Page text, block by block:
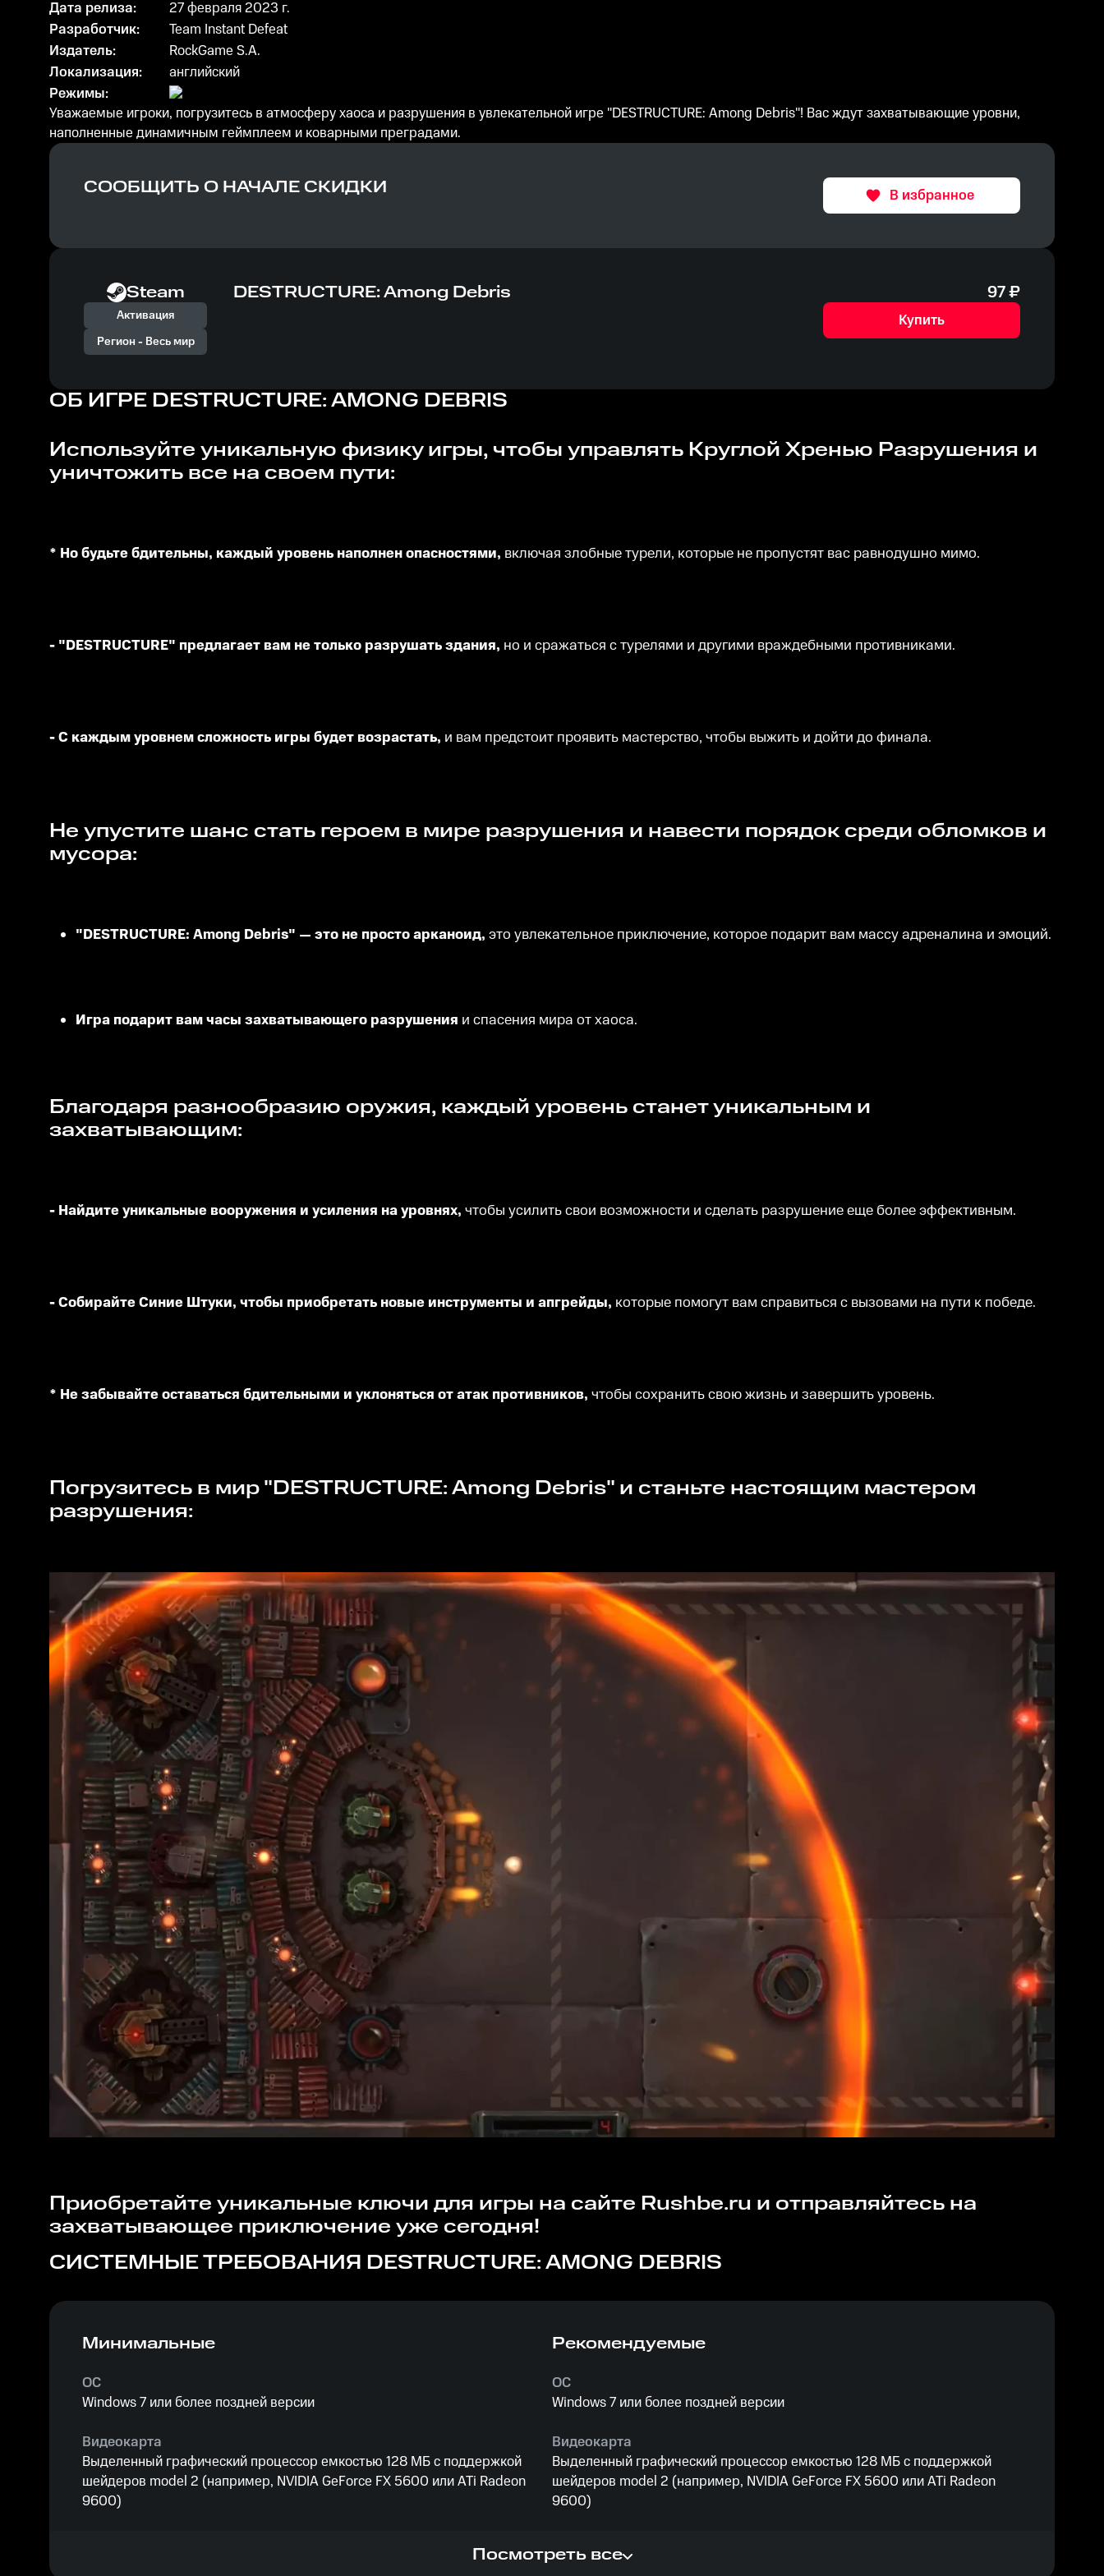
Дата релиза:
27 февраля 2023 г.
Разработчик:
Team Instant Defeat
Издатель:
RockGame S.A.
Локализация:
английский
Режимы:
Уважаемые игроки, погрузитесь в атмосферу хаоса и разрушения в увлекательной игре "DESTRUCTURE: Among Debris"! Вас ждут захватывающие уровни,
наполненные динамичным геймплеем и коварными преградами.
СООБЩИТЬ О НАЧАЛЕ СКИДКИ В избранное
Steam
Активация
Регион - Весь мир
DESTRUCTURE: Among Debris 97₽
Купить
ОБ ИГРЕ DESTRUCTURE: AMONG DEBRIS
Используйте уникальную физику игры, чтобы управлять Круглой Хренью Разрушения и
уничтожить все на своем пути:
* Но будьте бдительны, каждый уровень наполнен опасностями, включая злобные турели, которые не пропустят вас равнодушно мимо.
- "DESTRUCTURE" предлагает вам не только разрушать здания, но и сражаться с турелями и другими враждебными противниками.
- С каждым уровнем сложность игры будет возрастать, и вам предстоит проявить мастерство, чтобы выжить и дойти до финала.
Не упустите шанс стать героем в мире разрушения и навести порядок среди обломков и
мусора:
"DESTRUCTURE: Among Debris" — это не просто арканоид, это увлекательное приключение, которое подарит вам массу адреналина и эмоций.
Игра подарит вам часы захватывающего разрушения и спасения мира от хаоса.
Благодаря разнообразию оружия, каждый уровень станет уникальным и
захватывающим:
- Найдите уникальные вооружения и усиления на уровнях, чтобы усилить свои возможности и сделать разрушение еще более эффективным.
- Собирайте Синие Штуки, чтобы приобретать новые инструменты и апгрейды, которые помогут вам справиться с вызовами на пути к победе.
* Не забывайте оставаться бдительными и уклоняться от атак противников, чтобы сохранить свою жизнь и завершить уровень.
Погрузитесь в мир "DESTRUCTURE: Among Debris" и станьте настоящим мастером
разрушения:
Приобретайте уникальные ключи для игры на сайте Rushbe.ru и отправляйтесь на
захватывающее приключение уже сегодня!
СИСТЕМНЫЕ ТРЕБОВАНИЯ DESTRUCTURE: AMONG DEBRIS
Минимальные
ОС
Windows 7 или более поздней версии
Видеокарта
Выделенный графический процессор емкостью 128 МБ с поддержкой
шейдеров model 2 (например, NVIDIA GeForce FX 5600 или ATi Radeon
9600)
Рекомендуемые
ОС
Windows 7 или более поздней версии
Видеокарта
Выделенный графический процессор емкостью 128 МБ с поддержкой
шейдеров model 2 (например, NVIDIA GeForce FX 5600 или ATi Radeon
9600)
2,0 ГГц+ одноядерный или двухъядерный процессор
Посмотреть все